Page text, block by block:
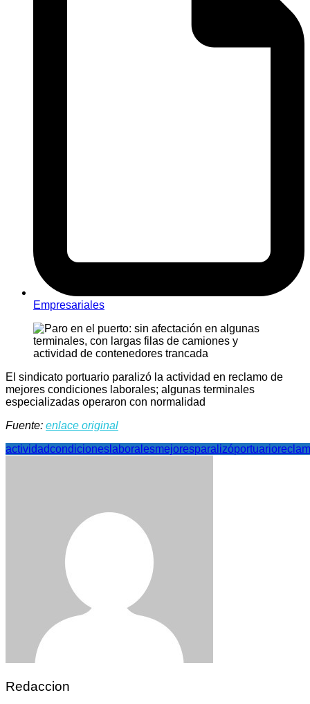
Empresariales
El sindicato portuario paralizó la actividad en reclamo de
mejores condiciones laborales; algunas terminales
especializadas operaron con normalidad
Fuente: enlace original
actividadcondiciones laboralesmejoresparalizóportuario
Redaccion